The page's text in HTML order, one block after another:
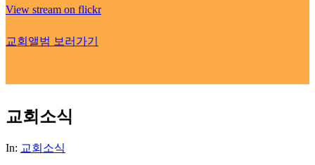
View stream on flickr
교회앨범 보러가기
교회소식
In: 교회소식